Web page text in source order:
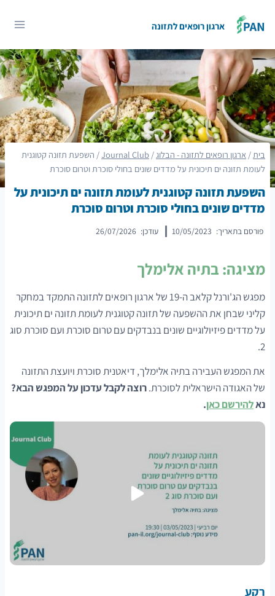
ארגון רופאים לתזונה
בית/ ארגון רופאים לתזונה - הבלוג/
Journal Club
/ השפעת תזונה קטוגנית
לעומת תזונה ים תיכונית על מדדים שונים בחולי סוכרת וטרום סוכרת
השפעת תזונה קטוגנית לעומת תזונה ים תיכונית על
מדדים שונים בחולי סוכרת וטרום סוכרת
פורסם בתאריך: 10/05/2023 עודכן: 26/07/2026
מציגה: בתיה אלימלך
מפגש הג'ורנל קלאב ה-19 של ארגון רופאים לתזונה התמקד במחקר
קליני שבחן את ההשפעה של תזונה קטוגנית לעומת תזונה ים תיכונית
על מדדים פיזיולוגיים שונים בנבדקים עם טרום סוכרת ועם סוכרת סוג
2.
את המפגש העבירה בתיה אלימלך, דיאטנית סוכרת ויועצת התזונה
של האגודה הישראלית לסוכרת.רוצה לקבל עדכון על המפגש הבא?
נאלהירשם כאן.
רקע